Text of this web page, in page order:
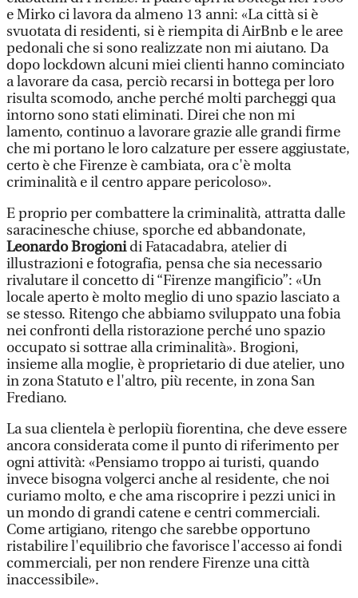
e Mirko ci lavora da almeno 13 anni: «La città si è
svuotata di residenti, si è riempita di AirBnb e le aree
pedonali che si sono realizzate non mi aiutano. Da
dopo lockdown alcuni miei clienti hanno cominciato
a lavorare da casa, perciò recarsi in bottega per loro
risulta scomodo, anche perché molti parcheggi qua
intorno sono stati eliminati. Direi che non mi
lamento, continuo a lavorare grazie alle grandi firme
che mi portano le loro calzature per essere aggiustate,
certo è che Firenze è cambiata, ora c'è molta
criminalità e il centro appare pericoloso».
E proprio per combattere la criminalità, attratta dalle
saracinesche chiuse, sporche ed abbandonate,
Leonardo Brogionidi Fatacadabra, atelier di
illustrazioni e fotografia, pensa che sia necessario
rivalutare il concetto di “Firenze mangificio”: «Un
locale aperto è molto meglio di uno spazio lasciato a
se stesso. Ritengo che abbiamo sviluppato una fobia
nei confronti della ristorazione perché uno spazio
occupato si sottrae alla criminalità». Brogioni,
insieme alla moglie, è proprietario di due atelier, uno
in zona Statuto e l'altro, più recente, in zona San
Frediano.
La sua clientela è perlopiù fiorentina, che deve essere
ancora considerata come il punto di riferimento per
ogni attività: «Pensiamo troppo ai turisti, quando
invece bisogna volgerci anche al residente, che noi
curiamo molto, e che ama riscoprire i pezzi unici in
un mondo di grandi catene e centri commerciali.
Come artigiano, ritengo che sarebbe opportuno
ristabilire l'equilibrio che favorisce l'accesso ai fondi
commerciali, per non rendere Firenze una città
inaccessibile».